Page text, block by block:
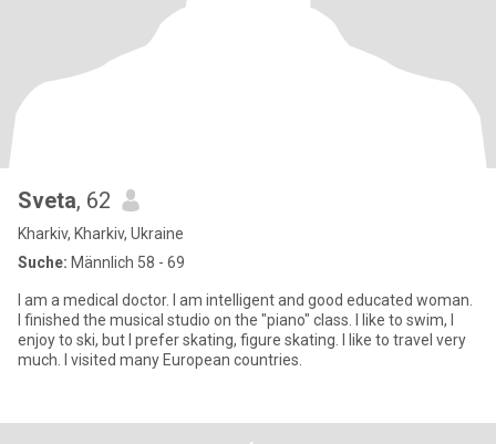
Sveta, 62
Kharkiv, Kharkiv, Ukraine
Suche: Männlich 58 - 69
I am a medical doctor. I am intelligent and good educated woman.
I finished the musical studio on the "piano" class. I like to swim, I
enjoy to ski, but I prefer skating, figure skating. I like to travel very
much. I visited many European countries.